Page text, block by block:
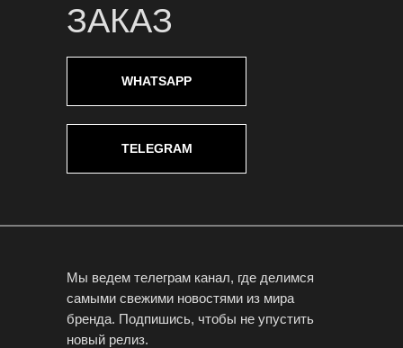
ЗАКАЗ
WHATSAPP
TELEGRAM
Мы ведем телеграм канал, где делимся
самыми свежими новостями из мира
бренда. Подпишись, чтобы не упустить
новый релиз.